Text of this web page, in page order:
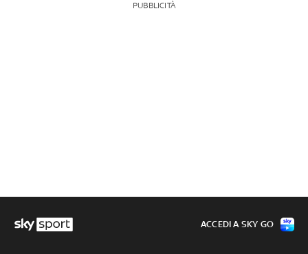
PUBBLICITÀ
ACCEDI A SKY GO